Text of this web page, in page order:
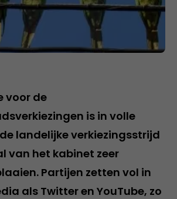
voor de
is in volle
landelijke verkiezingsstrijd
van het kabinet zeer
Partijen zetten vol in
als Twitter en YouTube, zo